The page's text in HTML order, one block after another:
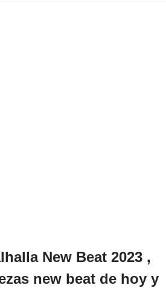
New Beat 2023 ,
new beat de hoy y